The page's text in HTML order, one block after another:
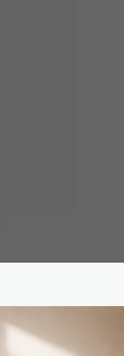
сатинат